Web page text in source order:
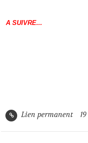
A SUIVRE...
Lien permanent 19